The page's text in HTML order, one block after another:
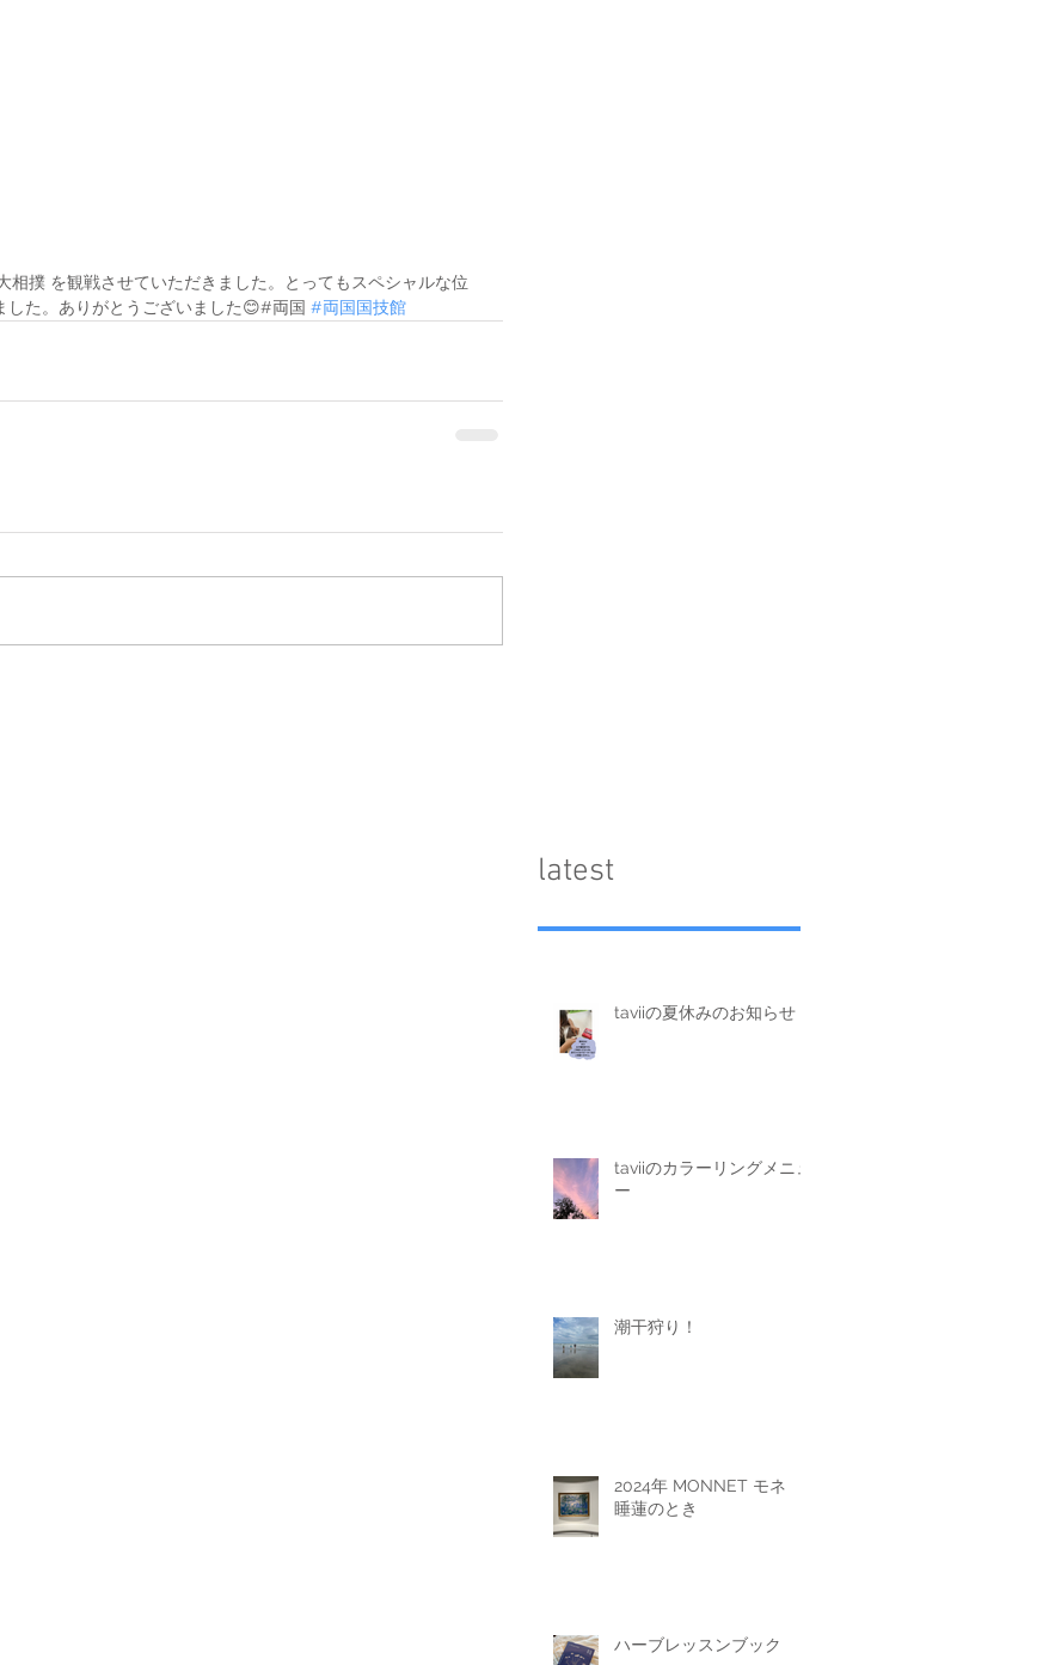
相撲 を観戦させていただきました。とってもスペシャルな位
た。ありがとうございました😊#両国 #両国国技館
​latest
taviiの夏休みのお知らせ
taviiのカラーリングメニュ
ー
潮干狩り！
2024年 MONNET モネ
睡蓮のとき
ハーブレッスンブック